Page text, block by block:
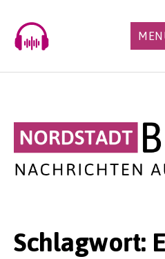
content
Schlagwort: